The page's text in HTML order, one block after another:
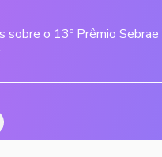
o 13º Prêmio Sebrae